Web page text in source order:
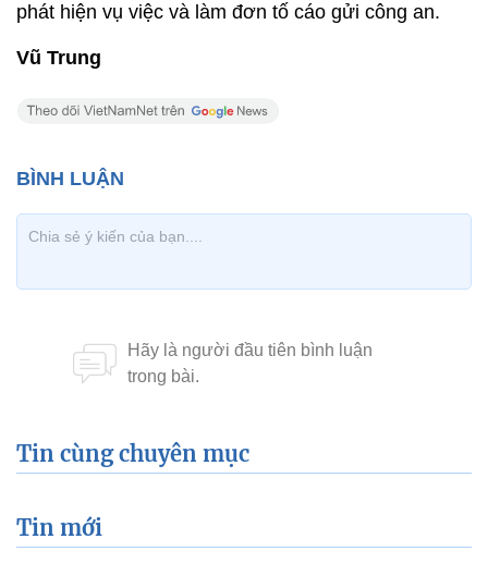
phát hiện vụ việc và làm đơn tố cáo gửi công an.
Vũ Trung
Tin cùng chuyên mục
Tin mới